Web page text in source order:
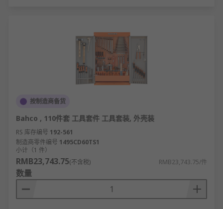
按制造商备货
Bahco , 110件套 工具套件 工具套装, 外壳装
RS 库存编号 192-561
制造商零件编号 1495CD60TS1
小计（1 件）
RMB23,743.75(不含税) RMB23,743.75/件
数量